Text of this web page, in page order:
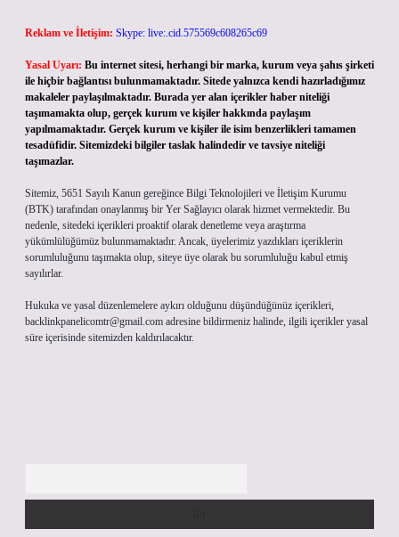
Reklam ve İletişim: Skype: live:.cid.575569c608265c69
Yasal Uyarı: Bu internet sitesi, herhangi bir marka, kurum veya şahıs şirketi
ile hiçbir bağlantısı bulunmamaktadır. Sitede yalnızca kendi hazırladığımız
makaleler paylaşılmaktadır. Burada yer alan içerikler haber niteliği
taşımamakta olup, gerçek kurum ve kişiler hakkında paylaşım
yapılmamaktadır. Gerçek kurum ve kişiler ile isim benzerlikleri tamamen
tesadüfidir. Sitemizdeki bilgiler taslak halindedir ve tavsiye niteliği
taşımazlar.
Sitemiz, 5651 Sayılı Kanun gereğince Bilgi Teknolojileri ve İletişim Kurumu
(BTK) tarafından onaylanmış bir Yer Sağlayıcı olarak hizmet vermektedir. Bu
nedenle, sitedeki içerikleri proaktif olarak denetleme veya araştırma
yükümlülüğümüz bulunmamaktadır. Ancak, üyelerimiz yazdıkları içeriklerin
sorumluluğunu taşımakta olup, siteye üye olarak bu sorumluluğu kabul etmiş
sayılırlar.
Hukuka ve yasal düzenlemelere aykırı olduğunu düşündüğünüz içerikleri,
backlinkpanelicomtr@gmail.com adresine bildirmeniz halinde, ilgili içerikler yasal
süre içerisinde sitemizden kaldırılacaktır.